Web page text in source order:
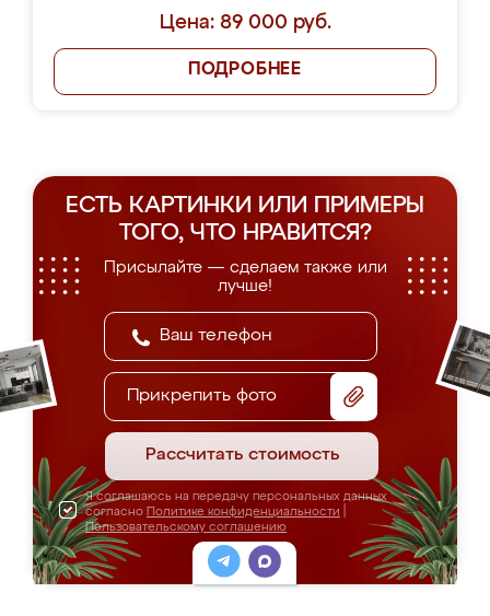
Цена: 89 000 руб.
ПОДРОБНЕЕ
ЕСТЬ КАРТИНКИ ИЛИ ПРИМЕРЫ
ТОГО, ЧТО НРАВИТСЯ?
Присылайте — сделаем также или
лучше!
Прикрепить фото
Рассчитать стоимость
Я соглашаюсь на передачу персональных данных
согласно Политике конфиденциальности
Пользовательскому соглашению